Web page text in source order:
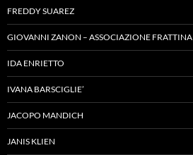
FREDDY SUAREZ
GIOVANNI ZANON – ASSOCIAZIONE FRATTINA
IDA ENRIETTO
IVANA BARSCIGLIE’
JACOPO MANDICH
JANIS KLIEN